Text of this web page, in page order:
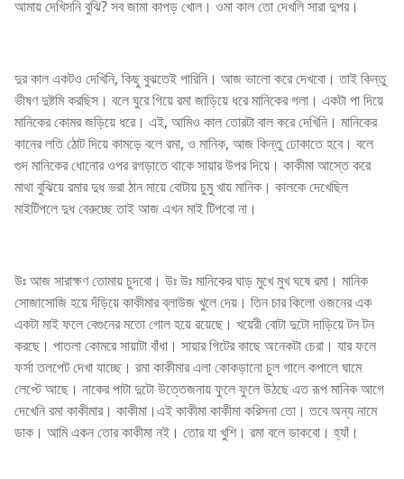
আমায় দেখিসনি বুঝি? সব জামা কাপড় খোল। ওমা কাল তো দেখলি সারা দুপর।
দুর কাল একটও দেখিনি, কিছু বুঝতেই পারিনি। আজ ভালো করে দেখবো। তাই কিন্তু
ভীষণ দুষ্টমি করছিস। বলে ঘুরে গিয়ে রমা জাড়িয়ে ধরে মানিকের গলা। একটা পা দিয়ে
মানিকের কোমর জড়িয়ে ধরে। এই, আমিও কাল তোরটা বাল করে দেখিনি। মানিকের
কানের লতি ঠোট দিয়ে কামড়ে বলে রমা, ও মানিক, আজ কিন্তু ঢোকাতে হবে। বলে
গুদ মানিকের ধোনোর ওপর রগড়াতে থাকে সায়ার উপর দিয়ে। কাকীমা আস্তে করে
মাথা বুঝিয়ে রমার দুধ ভরা ঠান মায়ে বোটায় চুমু খায় মানিক। কালকে দেখেছিল
মাইটিপলে দুধ বেরুচ্ছে তাই আজ এখন মাই টিপবো না।
উঃ আজ সারাক্ষণ তোমায় চুদবো। উঃ উঃ মানিকের ঘাড় মুখে মুখ ঘষে রমা। মানিক
সোজাসোজি হয়ে দঁড়িয়ে কাকীমার ব্লাউজ খুলে দেয়। তিন চার কিলো ওজনের এক
একটা মাই ফলে বেগুনের মতো গোল হয়ে রয়েছে। খয়েরী বোটা দুটো দাড়িয়ে টন টন
করছে। পাতলা কোমরে সায়াটা বাঁধা। সায়ার গিটের কাছে অনেকটা চেরা। যার ফলে
ফর্সা তলপেট দেখা যাচ্ছে। রমা কাকীমার এলা কোকড়ানো চুল গালে কপালে ঘামে
লেপ্টে আছে। নাকের পাটা দুটো উত্তেজনায় ফুলে ফুলে উঠছে এত রূপ মানিক আগে
দেখেনি রমা কাকীমার। কাকীমা।এই কাকীমা কাকীমা করিসনা তো। তবে অন্য নামে
ডাক। আমি একন তোর কাকীমা নই। তোর যা খুশি। রমা বলে ডাকবো। হ্যাঁ।